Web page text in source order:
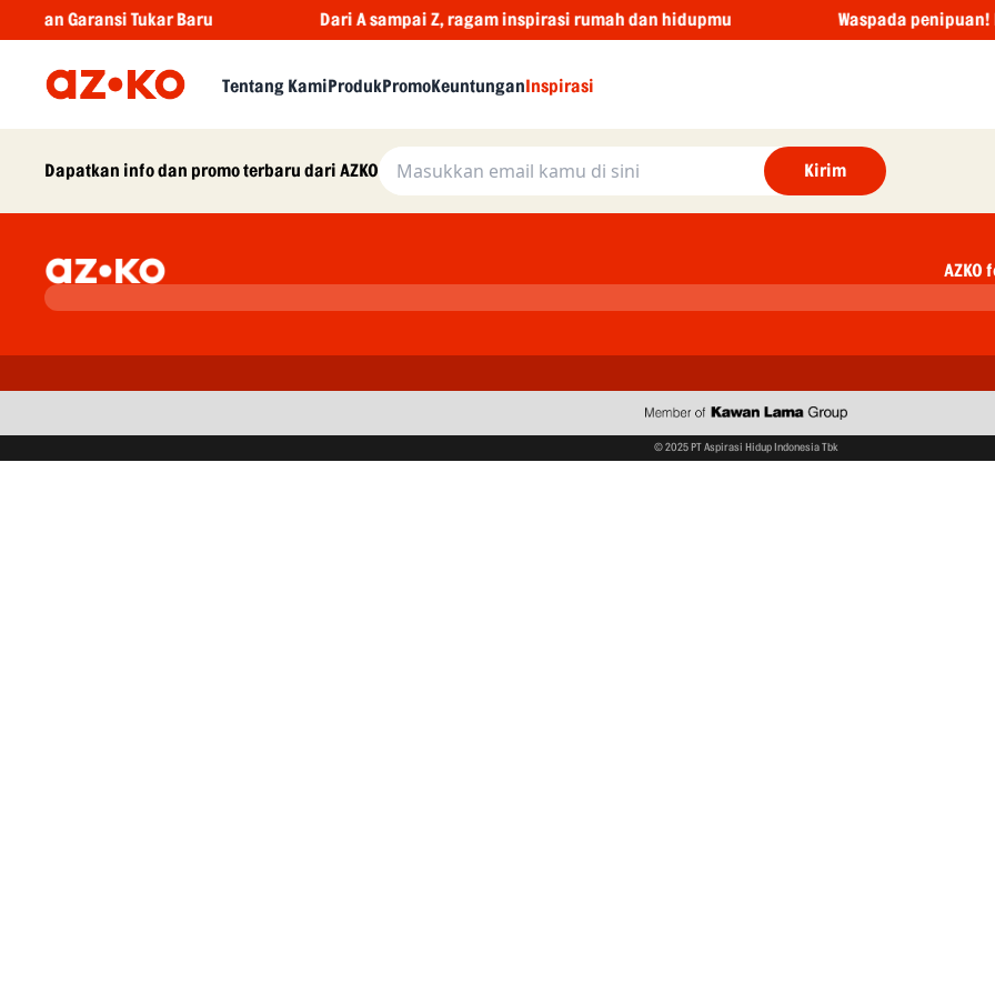
Garansi Tukar Baru Dari A sampai Z, ragam inspirasi rumah dan hidupmu Waspada penipuan!
Tentang Kami Produk PromoKeuntungan Inspirasi
Dapatkan info dan promo terbaru dari AZKO Kirim
AZKO
© 2025 PT Aspirasi Hidup Indonesia Tbk